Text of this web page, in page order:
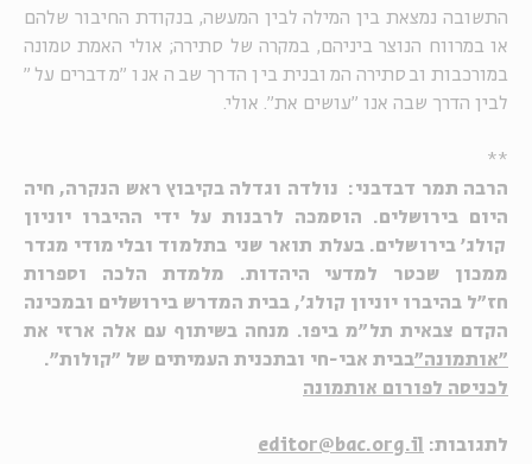
התשובה נמצאת בין המילה לבין המעשה, בנקודת החיבור שלהם
או במרווח הנוצר ביניהם, במקרה של סתירה; אולי האמת טמונה
במורכבות ובסתירה המובנית בין הדרך שבה אנו "מדברים על"
לבין הדרך שבה אנו "עושים את". אולי.
**
הרבה תמר דבדבני: נולדה וגדלה בקיבוץ ראש הנקרה, חיה
היום בירושלים. הוסמכה לרבנות על ידי ההיברו יוניון
קולג' בירושלים. בעלת תואר שני בתלמוד ובלימודי מגדר
ממכון שכטר למדעי היהדות. מלמדת הלכה וספרות
חז"ל בהיברו יוניון קולג', בבית המדרש בירושלים ובמכינה
הקדם צבאית תל"מ ביפו. מנחה בשיתוף עם אלה ארזי את
"אותמונה"בבית אבי-חי ובתכנית העמיתים של "קולות".
לכניסה לפורום אותמונה
לתגובות: editor@bac.org.il